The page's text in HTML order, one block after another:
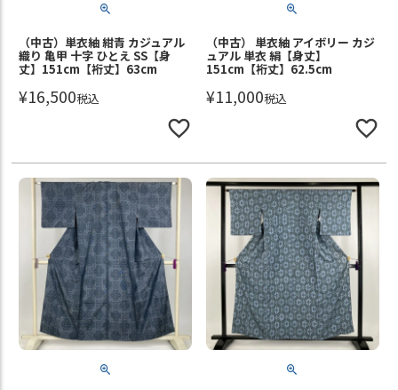
（中古）単衣紬 紺青 カジュアル
織り 亀甲 十字 ひとえ SS【身
丈】151cm【裄丈】63cm
¥16,500税込
（中古） 単衣紬 アイボリー カジ
ュアル 単衣 絹【身丈】
151cm【裄丈】62.5cm
¥11,000税込